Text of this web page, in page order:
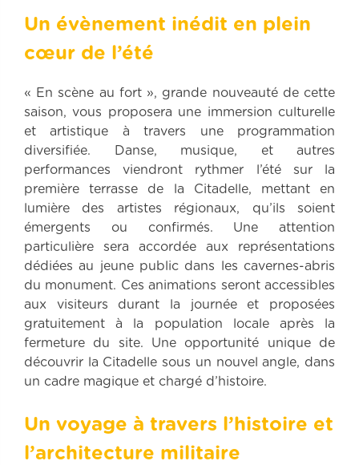
Un évènement inédit en plein
cœur de l’été
« En scène au fort », grande nouveauté de cette
saison, vous proposera une immersion culturelle
et artistique à travers une programmation
diversifiée. Danse, musique, et autres
performances viendront rythmer l’été sur la
première terrasse de la Citadelle, mettant en
lumière des artistes régionaux, qu’ils soient
émergents ou confirmés. Une attention
particulière sera accordée aux représentations
dédiées au jeune public dans les cavernes-abris
du monument. Ces animations seront accessibles
aux visiteurs durant la journée et proposées
gratuitement à la population locale après la
fermeture du site. Une opportunité unique de
découvrir la Citadelle sous un nouvel angle, dans
un cadre magique et chargé d’histoire.
Un voyage à travers l’histoire et
l’architecture militaire